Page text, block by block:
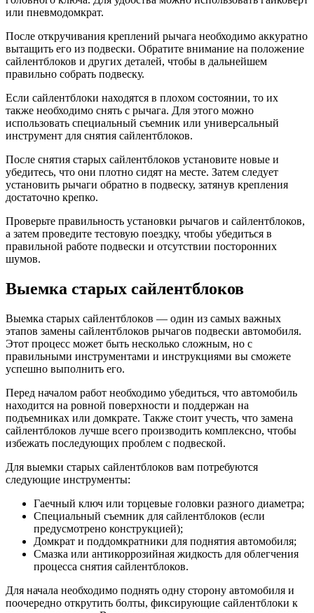
или пневмодомкрат.
После откручивания креплений рычага необходимо аккуратно
вытащить его из подвески. Обратите внимание на положение
сайлентблоков и других деталей, чтобы в дальнейшем
правильно собрать подвеску.
Если сайлентблоки находятся в плохом состоянии, то их
также необходимо снять с рычага. Для этого можно
использовать специальный съемник или универсальный
инструмент для снятия сайлентблоков.
После снятия старых сайлентблоков установите новые и
убедитесь, что они плотно сидят на месте. Затем следует
установить рычаги обратно в подвеску, затянув крепления
достаточно крепко.
Проверьте правильность установки рычагов и сайлентблоков,
а затем проведите тестовую поездку, чтобы убедиться в
правильной работе подвески и отсутствии посторонних
шумов.
Выемка старых сайлентблоков
Выемка старых сайлентблоков — один из самых важных
этапов замены сайлентблоков рычагов подвески автомобиля.
Этот процесс может быть несколько сложным, но с
правильными инструментами и инструкциями вы сможете
успешно выполнить его.
Перед началом работ необходимо убедиться, что автомобиль
находится на ровной поверхности и поддержан на
подъемниках или домкрате. Также стоит учесть, что замена
сайлентблоков лучше всего производить комплексно, чтобы
избежать последующих проблем с подвеской.
Для выемки старых сайлентблоков вам потребуются
следующие инструменты:
Гаечный ключ или торцевые головки разного диаметра;
Специальный съемник для сайлентблоков (если
предусмотрено конструкцией);
Домкрат и поддомкратники для поднятия автомобиля;
Смазка или антикоррозийная жидкость для облегчения
процесса снятия сайлентблоков.
Для начала необходимо поднять одну сторону автомобиля и
поочередно открутить болты, фиксирующие сайлентблоки к